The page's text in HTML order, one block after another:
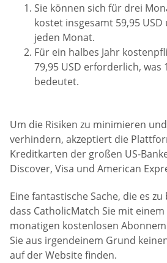
Sie können sich für drei
kostet insgesamt 59,95 USD
jeden Monat.
Für ein halbes Jahr
79,95 USD erforderlich, was
bedeutet.
Um die Risiken zu minimieren
verhindern, akzeptiert die
Kreditkarten der großen US-
Discover, Visa und American
Eine fantastische Sache, die es
dass CatholicMatch Sie mit
monatigen kostenlosen
Sie aus irgendeinem Grund
auf der Website finden.